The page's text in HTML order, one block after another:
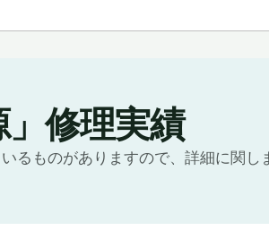
修理実績
ものがありますので、詳細に関し